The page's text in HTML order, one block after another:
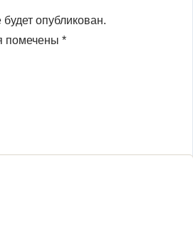
опубликован.
помечены *